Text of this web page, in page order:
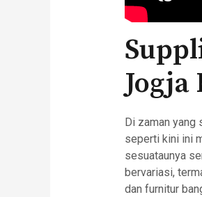
Jogja
Di zaman yang
seperti kini ini
sesuataunya
bervariasi,
dan furnitur